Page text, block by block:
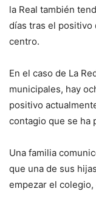
la Real también
días tras el positivo
centro.
En el caso de La
municipales, hay
positivo
contagio que se ha
Una familia
que una de sus
empezar el colegio,